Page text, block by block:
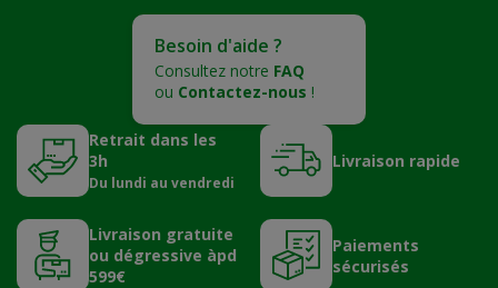
Besoin d'aide ?
Consultez notre FAQ
ou Contactez-nous !
Retrait dans les
3h
Du lundi au vendredi
Livraison rapide
Livraison gratuite
ou dégressive àpd
599€
Paiements
sécurisés